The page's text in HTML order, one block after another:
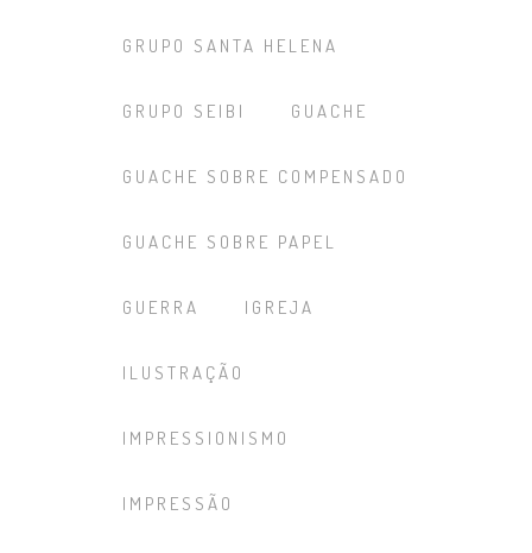
GRUPO SANTA HELENA
GRUPO SEIBI GUACHE
GUACHE SOBRE COMPENSADO
GUACHE SOBRE PAPEL
GUERRA IGREJA
ILUSTRAÇÃO
IMPRESSIONISMO
IMPRESSÃO